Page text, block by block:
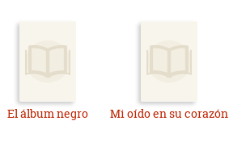
El álbum negro Mi oído en su corazón